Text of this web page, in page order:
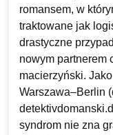
romansem, w
traktowane jak
drastyczne
nowym partnerem
macierzyński.
Warszawa–Berlin
syndrom nie zna